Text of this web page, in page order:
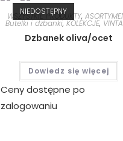
NIEDOSTĘPNY
WSZYSTKIE PRODUKTY,
Butelki i dzbanki,KOLEKCJE,
Dzbanek oliva/ocet
Dowiedz się więcej
Ceny dostępne po
zalogowaniu